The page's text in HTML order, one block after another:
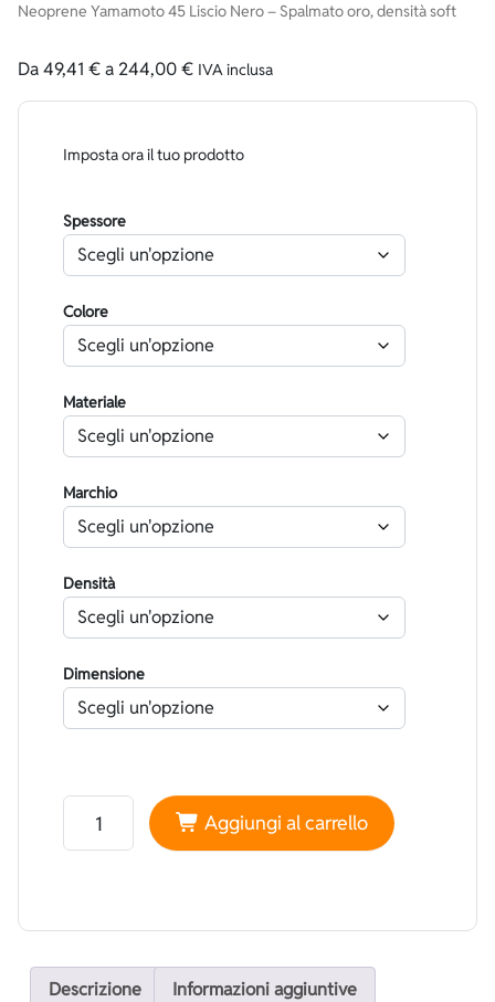
Neoprene Yamamoto 45 Liscio Nero – Spalmato oro, densità soft
Da49,41€a 244,00€ IVA inclusa
Imposta ora il tuo prodotto
Spessore
Colore
Materiale
Marchio
Densità
Dimensione
Neoprene Yamamoto 45 Liscio Nero - Spalmato oro
Aggiungi al carrello
Descrizione Informazioni aggiuntive